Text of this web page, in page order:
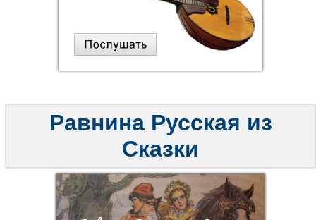
Равнина Русская из
Сказки